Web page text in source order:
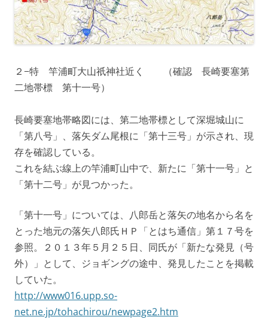
２−特 竿浦町大山祇神社近く （確認 長崎要塞第
二地帯標 第十一号）
長崎要塞地帯略図には、第二地帯標として深堀城山に
「第八号」、落矢ダム尾根に「第十三号」が示され、現
存を確認している。
これを結ぶ線上の竿浦町山中で、新たに「第十一号」と
「第十二号」が見つかった。
「第十一号」については、八郎岳と落矢の地名から名を
とった地元の落矢八郎氏ＨＰ「とはち通信」第１７号を
参照。２０１３年５月２５日、同氏が「新たな発見（号
外）」として、ジョギングの途中、発見したことを掲載
していた。
http://www016.upp.so-
net.ne.jp/tohachirou/newpage2.htm